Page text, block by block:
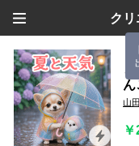
ク
ん
山